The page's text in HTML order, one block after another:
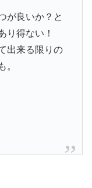
が良いか？と
り得ない！
出来る限りの
。